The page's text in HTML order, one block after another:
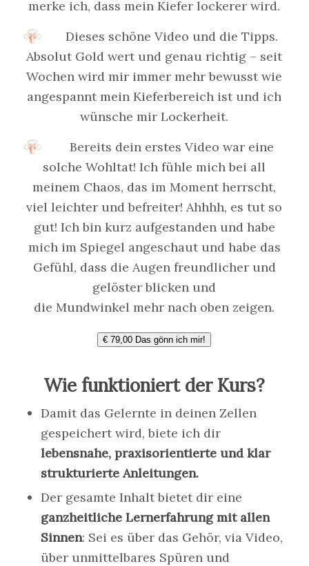
merke ich, dass mein Kiefer lockerer wird.
Dieses schöne Video und die Tipps.
Absolut Gold wert und genau richtig – seit
Wochen wird mir immer mehr bewusst wie
angespannt mein Kieferbereich ist und ich
wünsche mir Lockerheit.
Bereits dein erstes Video war eine
solche Wohltat! Ich fühle mich bei all
meinem Chaos, das im Moment herrscht,
viel leichter und befreiter! Ahhhh, es tut so
gut! Ich bin kurz aufgestanden und habe
mich im Spiegel angeschaut und habe das
Gefühl, dass die Augen freundlicher und
gelöster blicken und
die Mundwinkel mehr nach oben zeigen.
€ 79,00 Das gönn ich mir!
Wie funktioniert der Kurs?
Damit das Gelernte in deinen Zellen
gespeichert wird, biete ich dir
lebensnahe, praxisorientierte und klar
strukturierte Anleitungen.
Der gesamte Inhalt bietet dir eine
ganzheitliche Lernerfahrung mit allen
Sinnen: Sei es über das Gehör, via Video,
über unmittelbares Spüren und